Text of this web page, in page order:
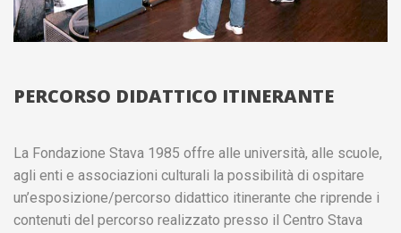
PERCORSO DIDATTICO ITINERANTE
La Fondazione Stava 1985 offre alle università, alle scuole,
agli enti e associazioni culturali la possibilità di ospitare
un’esposizione/percorso didattico itinerante che riprende i
contenuti del percorso realizzato presso il Centro Stava